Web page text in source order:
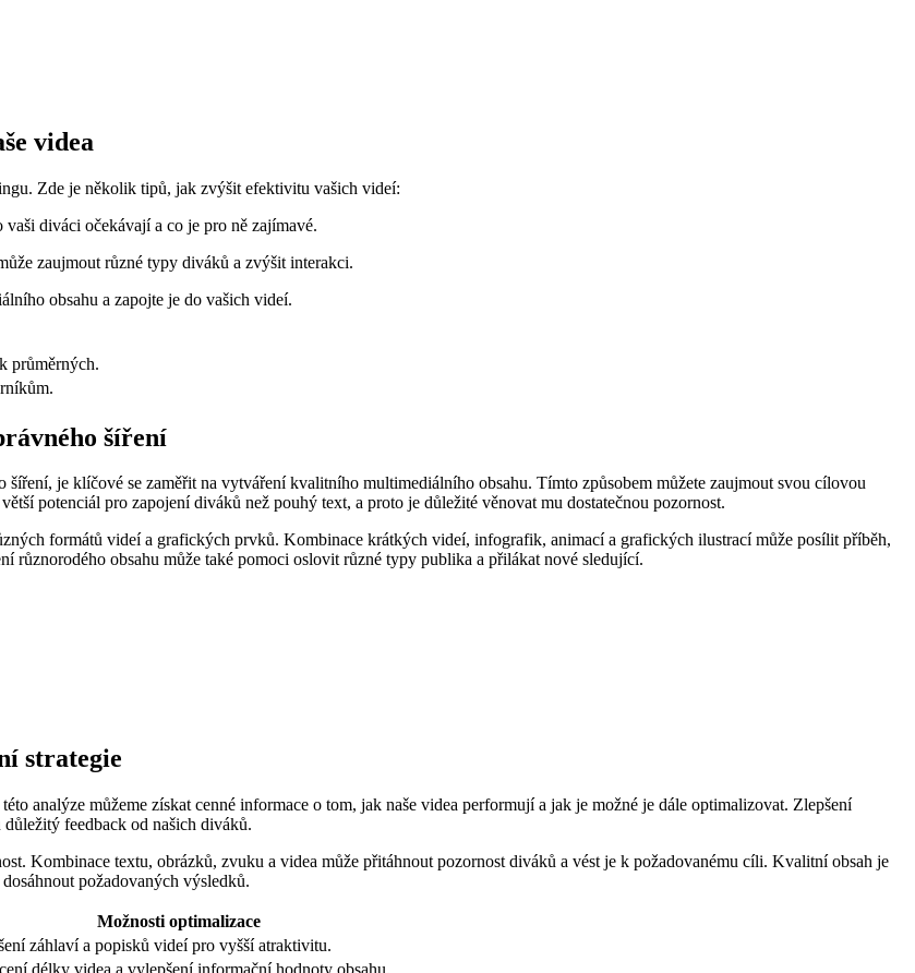
videa
Zde je několik tipů, jak zvýšit efektivitu vašich videí:
diváci očekávají a co je pro ně zajímavé.
zaujmout různé typy diváků a zvýšit interakci.
obsahu a zapojte je do vašich videí.
průměrných.
šíření
je klíčové se zaměřit na vytváření kvalitního multimediálního obsahu. Tímto způsobem můžete zaujmout svou cílovou
potenciál pro zapojení diváků než pouhý text, a proto je důležité věnovat mu dostatečnou pozornost.
formátů videí a grafických prvků. Kombinace krátkých videí, infografik, animací a grafických ilustrací může posílit příběh,
různorodého obsahu může také pomoci oslovit různé typy publika a přilákat nové sledující.
strategie
analýze můžeme získat cenné informace o tom, jak naše videa performují a jak je možné je dále optimalizovat. Zlepšení
feedback od našich diváků.
Kombinace textu, obrázků, zvuku a videa může přitáhnout pozornost diváků a vést je k požadovanému cíli. Kvalitní obsah je
požadovaných výsledků.
Možnosti optimalizace
záhlaví a popisků videí pro vyšší atraktivitu.